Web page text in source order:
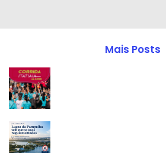
Mais Posts